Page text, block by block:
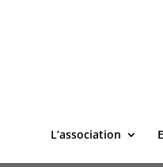
L’association